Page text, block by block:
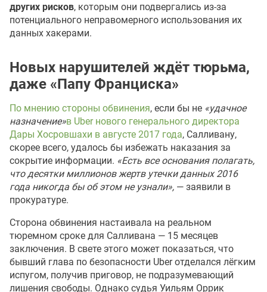
других рисков, которым они подвергались из-за
потенциального неправомерного использования их
данных хакерами.
Новых нарушителей ждёт тюрьма,
даже «Папу Франциска»
По мнению стороны обвинения, если бы не «удачное
назначение»в Uber нового генерального директора
Дары Хосровшахи в августе 2017 года, Салливану,
скорее всего, удалось бы избежать наказания за
сокрытие информации. «Есть все основания полагать,
что десятки миллионов жертв утечки данных 2016
года никогда бы об этом не узнали», — заявили в
прокуратуре.
Сторона обвинения настаивала на реальном
тюремном сроке для Салливана — 15 месяцев
заключения. В свете этого может показаться, что
бывший глава по безопасности Uber отделался лёгким
испугом, получив приговор, не подразумевающий
лишения свободы. Однако судья Уильям Оррик